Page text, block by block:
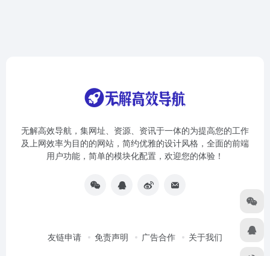
无解高效导航，集网址、资源、资讯于一体的为提高您的工作
及上网效率为目的的网站，简约优雅的设计风格，全面的前端
用户功能，简单的模块化配置，欢迎您的体验！
友链申请 免责声明 广告合作 关于我们